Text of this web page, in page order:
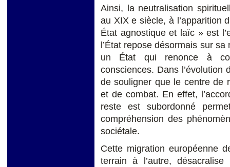
Ainsi, la neutralisation
au XIX e siècle, à l’apparition
État agnostique et laïc » est
l’État repose désormais sur
un État qui renonce à
consciences. Dans l’évolution
de souligner que le centre de
et de combat. En effet,
reste est subordonné
compréhension des
sociétale.
Cette migration européenne
terrain à l’autre, désacralise